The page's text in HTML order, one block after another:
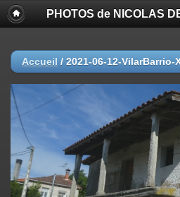
PHOTOS de NICOLAS
Accueil / 2021-06-12-VilarBarrio-